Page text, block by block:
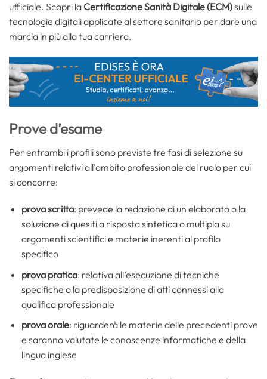
ufficiale. Scopri la Certificazione Sanità Digitale (ECM)sulle
tecnologie digitali applicate al settore sanitario per dare una
marcia in più alla tua carriera.
Prove d’esame
Per entrambi i profili sono previste tre fasi di selezione su
argomenti relativi all’ambito professionale del ruolo per cui
si concorre:
prova scritta: prevede la redazione di un elaborato o la
soluzione di quesiti a risposta sintetica o multipla su
argomenti scientifici e materie inerenti al profilo
specifico
prova pratica: relativa all’esecuzione di tecniche
specifiche o la predisposizione di atti connessi alla
qualifica professionale
prova orale: riguarderà le materie delle precedenti prove
e saranno valutate le conoscenze informatiche e della
lingua inglese